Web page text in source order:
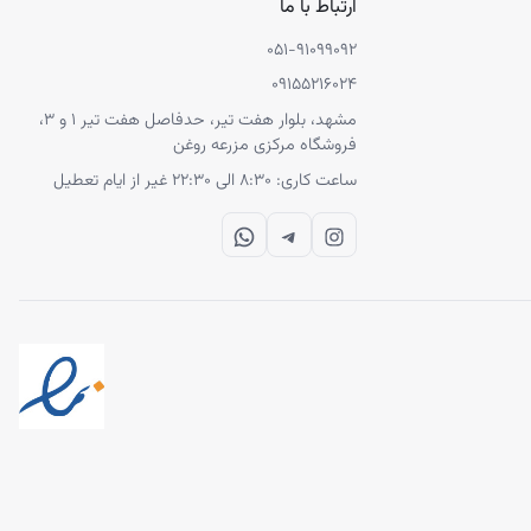
از
ارتباط با ما
۰۵۱-۹۱۰۹۹۰۹۲
۰۹۱۵۵۲۱۶۰۲۴
مشهد، بلوار هفت تیر، حدفاصل هفت تیر ۱ و ۳،‌
فروشگاه مرکزی مزرعه روغن
ساعت کاری: ۸:۳۰ الی ۲۲:۳۰ غیر از ایام تعطیل
Instagram
Telegram
WhatsApp